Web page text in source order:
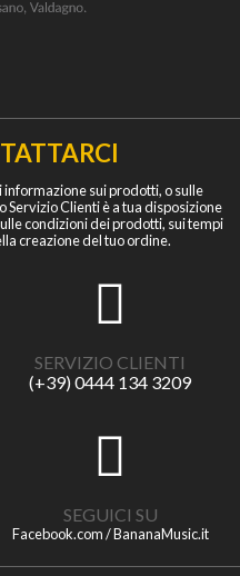
sui prodotti, o sulle
Clienti è a tua disposizione
condizioni dei prodotti, sui tempi
creazione del tuo ordine.
SERVIZIO CLIENTI
(+39) 0444 134 3209
SEGUICI SU
Facebook.com / BananaMusic.it